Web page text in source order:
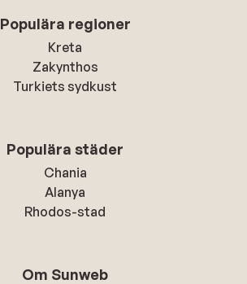
Populära regioner
Kreta
Zakynthos
Turkiets sydkust
Populära städer
Chania
Alanya
Rhodos-stad
Om Sunweb